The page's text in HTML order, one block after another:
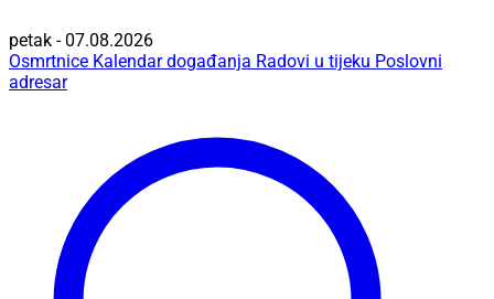
petak - 07.08.2026
Osmrtnice Kalendar događanja Radovi u tijeku Poslovni
adresar